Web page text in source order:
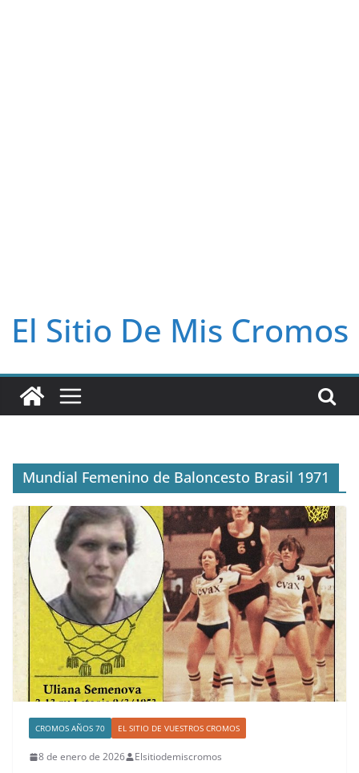
El Sitio De Mis Cromos
Mundial Femenino de Baloncesto Brasil 1971
CROMOS AÑOS 70 EL SITIO DE VUESTROS CROMOS
8 de enero de 2026 Elsitiodemiscromos